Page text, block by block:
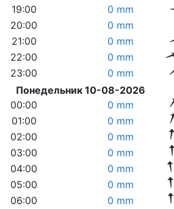
19:00
0 mm
20:00
0 mm
21:00
0 mm
22:00
0 mm
23:00
0 mm
Понедельник 10-08-2026
00:00
0 mm
01:00
0 mm
02:00
0 mm
03:00
0 mm
04:00
0 mm
05:00
0 mm
06:00
0 mm